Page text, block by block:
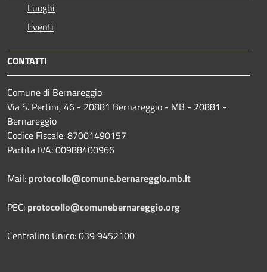
Luoghi
Eventi
CONTATTI
Comune di Bernareggio
Via S. Pertini, 46 - 20881 Bernareggio - MB - 20881 -
Bernareggio
Codice Fiscale: 87001490157
Partita IVA: 00988400966
Mail: protocollo@comune.bernareggio.mb.it
PEC: protocollo@comunebernareggio.org
Centralino Unico: 039 9452100